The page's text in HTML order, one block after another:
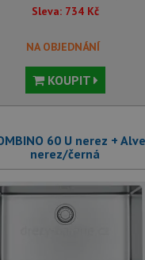
Sleva: 734 Kč
NA OBJEDNÁNÍ
KOUPIT
60 U nerez +
nerez/černá